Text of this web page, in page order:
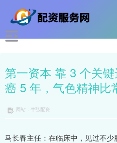
第一资本 靠 3 个关
癌 5 年，气色精神比
网站：牛弘配资
马长春主任：在临床中，见过不少